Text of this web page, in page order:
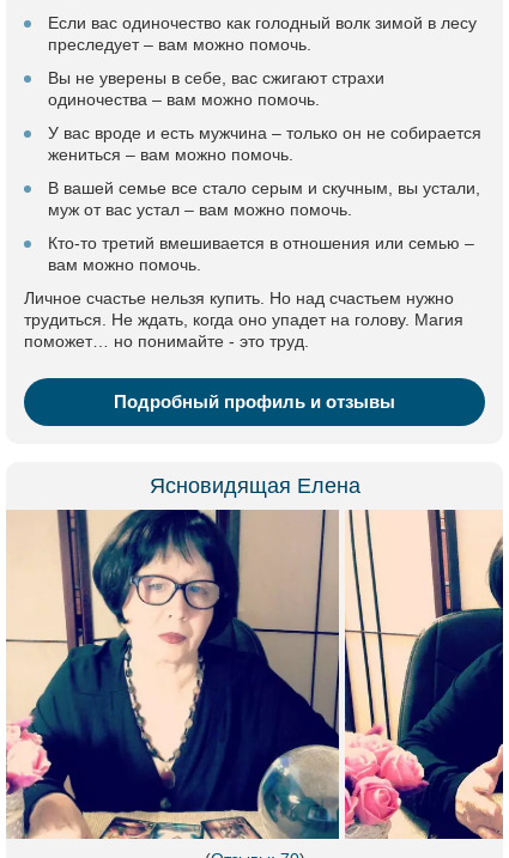
Если вас одиночество как голодный волк зимой в лесу
преследует – вам можно помочь.
Вы не уверены в себе, вас сжигают страхи
одиночества – вам можно помочь.
У вас вроде и есть мужчина – только он не собирается
жениться – вам можно помочь.
В вашей семье все стало серым и скучным, вы устали,
муж от вас устал – вам можно помочь.
Кто-то третий вмешивается в отношения или семью –
вам можно помочь.
Личное счастье нельзя купить. Но над счастьем нужно
трудиться. Не ждать, когда оно упадет на голову. Магия
поможет… но понимайте - это труд.
Подробный профиль и отзывы
Ясновидящая Елена